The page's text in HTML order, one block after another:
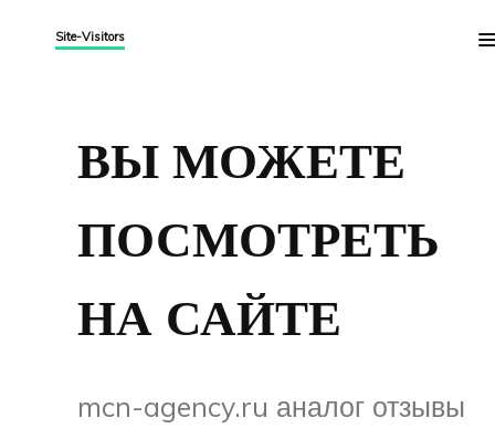
Site-Visitors
ВЫ МОЖЕТЕ
ПОСМОТРЕТЬ
НА САЙТЕ
mcn-agency.ru аналог отзывы